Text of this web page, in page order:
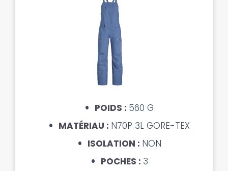
POIDS : 560 G
MATÉRIAU : N70P 3L GORE-TEX
ISOLATION : NON
POCHES : 3